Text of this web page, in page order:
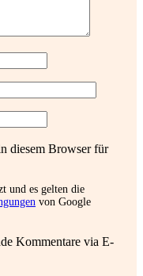
diesem Browser für
und es gelten die
von Google
Kommentare via E-